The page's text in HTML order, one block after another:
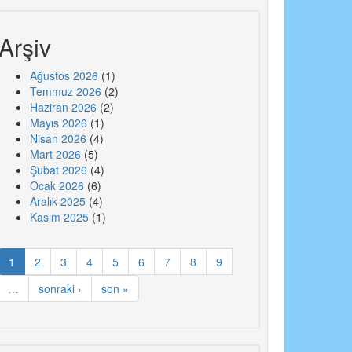
Ağustos 2026 (1)
Temmuz 2026 (2)
Haziran 2026 (2)
Mayıs 2026 (1)
Nisan 2026 (4)
Mart 2026 (5)
Şubat 2026 (4)
Ocak 2026 (6)
Aralık 2025(4)
Kasım 2025(1)
1 2 3 4 5 6 7 8
9
…
sonraki › son »